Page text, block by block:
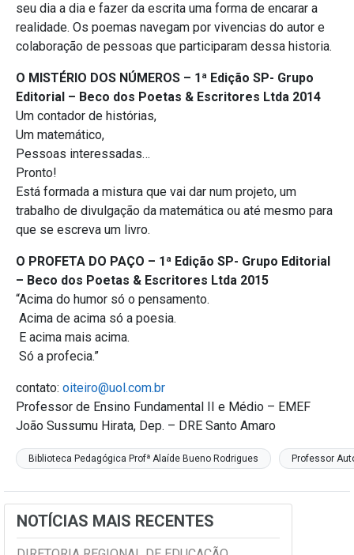
seu dia a dia e fazer da escrita uma forma de encarar a
realidade. Os poemas navegam por vivencias do autor e
colaboração de pessoas que participaram dessa historia.
O MISTÉRIO DOS NÚMEROS – 1ª Edição SP- Grupo
Editorial – Beco dos Poetas & Escritores Ltda 2014
Um contador de histórias,
Um matemático,
Pessoas interessadas…
Pronto!
Está formada a mistura que vai dar num projeto, um
trabalho de divulgação da matemática ou até mesmo para
que se escreva um livro.
O PROFETA DO PAÇO – 1ª Edição SP- Grupo Editorial
– Beco dos Poetas & Escritores Ltda 2015
“Acima do humor só o pensamento.
Acima de acima só a poesia.
E acima mais acima.
Só a profecia.”
contato: oiteiro@uol.com.br
Professor de Ensino Fundamental II e Médio – EMEF
João Sussumu Hirata, Dep. – DRE Santo Amaro
Biblioteca Pedagógica Profª Alaíde Bueno Rodrigues Professor
NOTÍCIAS MAIS RECENTES